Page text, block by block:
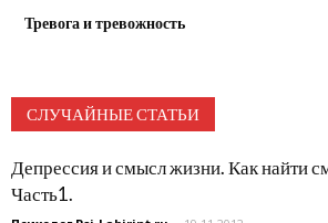
Тревога и тревожность
СЛУЧАЙНЫЕ СТАТЬИ
Депрессия и смысл жизни. Как найти
Часть1.